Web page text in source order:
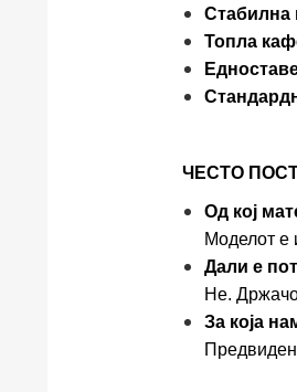
Стабилна
Топла
ЧЕСТО
Од кој
Моделот е
Дали е
Не.
За која